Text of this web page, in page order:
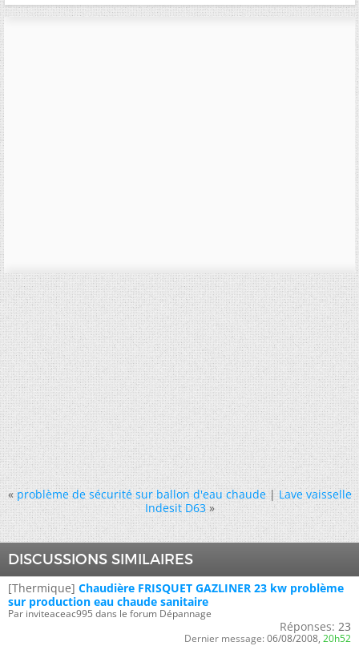
« problème de sécurité sur ballon d'eau chaude|Lave vaisselle
Indesit D63 »
DISCUSSIONS SIMILAIRES
[Thermique] Chaudière FRISQUET GAZLINER 23 kw problème
sur production eau chaude sanitaire
Par inviteaceac995 dans le forum Dépannage
Réponses: 23
Dernier message: 06/08/2008, 20h52